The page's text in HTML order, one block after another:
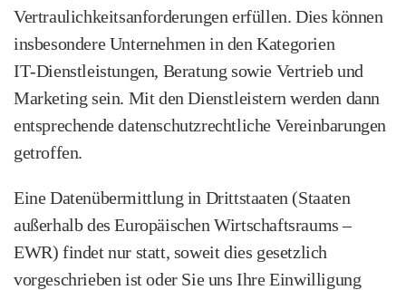
Vertraulichkeits­anforderungen erfüllen. Dies können
insbesondere Unternehmen in den Kategorien
IT‑Dienstleistungen, Beratung sowie Vertrieb und
Marketing sein. Mit den Dienstleistern werden dann
entsprechende datenschutzrechtliche Vereinbarungen
getroffen.
Eine Datenübermittlung in Drittstaaten (Staaten
außerhalb des Europäischen Wirtschaftsraums –
EWR) findet nur statt, soweit dies gesetzlich
vorgeschrieben ist oder Sie uns Ihre Einwilligung